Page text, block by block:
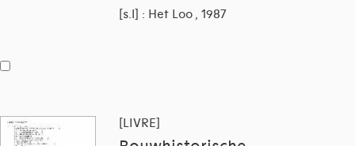
[s.l] : Het Loo , 1987
[LIVRE]